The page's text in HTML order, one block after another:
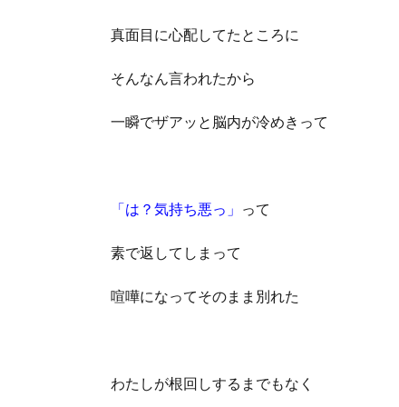
真面目に心配してたところに
そんなん言われたから
一瞬でザアッと脳内が冷めきって
「は？気持ち悪っ」 って
素で返してしまって
喧嘩になってそのまま別れた
わたしが根回しするまでもなく